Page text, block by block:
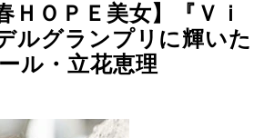
ＨＯＰＥ美女】『Ｖｉ
ルグランプリに輝いた
ル・立花恵理